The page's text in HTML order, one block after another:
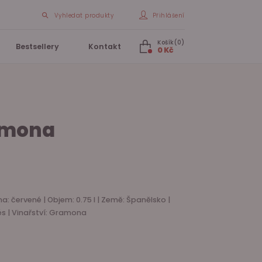
Vyhledat produkty Přihlášení
Bestsellery Kontakt Košík(0)
0 Kč
červené | Objem: 0.75 l | Země: Španělsko |
| Vinařství: Gramona